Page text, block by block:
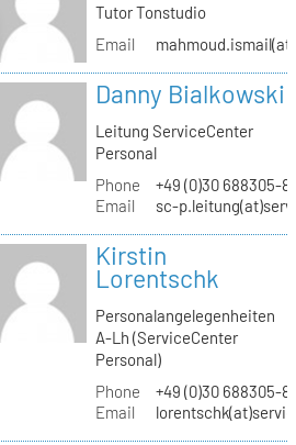
Tutor Tonstudio
Email
Danny Bialkowski
Leitung ServiceCenter
Personal
Phone
+49 (0)30 688305-
Email
sc-
Kirstin
Lorentschk
Personalangelegenheiten
A-Lh (ServiceCenter
Personal)
Phone
+49 (0)30 688305-
Email